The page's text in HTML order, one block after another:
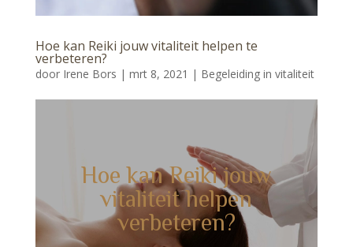
Hoe kan Reiki jouw vitaliteit helpen te
verbeteren?
door Irene Bors | mrt 8, 2021 | Begeleiding in vitaliteit
Hoe kan Reiki jouw
vitaliteit helpen
verbeteren?